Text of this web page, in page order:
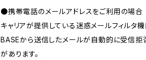
●携帯電話のメールアドレスをご利用の場合
キャリアが提供している迷惑メールフィルタ機
BASEから送信したメールが自動的に受信拒
があります。